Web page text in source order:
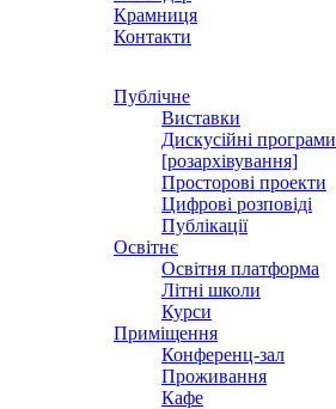
Крамниця
Контакти
Публічне
Виставки
Дискусійні програми
[розархівування]
Просторові проекти
Цифрові розповіді
Публікації
Освітнє
Освітня платформа
Літні школи
Курси
Приміщення
Конференц-зал
Проживання
Кафе